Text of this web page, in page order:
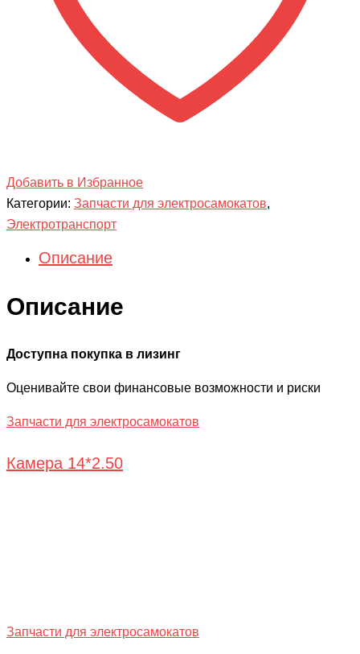
Добавить в Избранное
Категории: Запчасти для электросамокатов,
Электротранспорт
Описание
Описание
Доступна покупка в лизинг
Оценивайте свои финансовые возможности и риски
Запчасти для электросамокатов
Камера 14*2.50
Запчасти для электросамокатов